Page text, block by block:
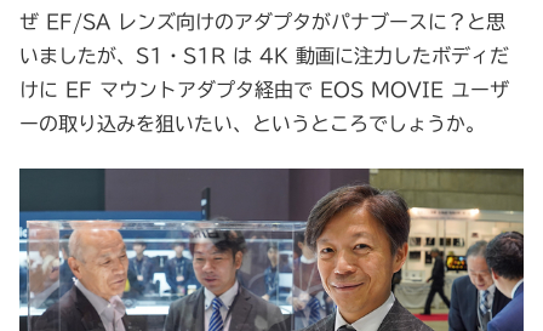
ぜ EF/SA レンズ向けのアダプタがパナブースに？と思
いましたが、S1・S1R は 4K 動画に注力したボディだ
けに EF マウントアダプタ経由で EOS MOVIE ユーザ
ーの取り込みを狙いたい、というところでしょうか。